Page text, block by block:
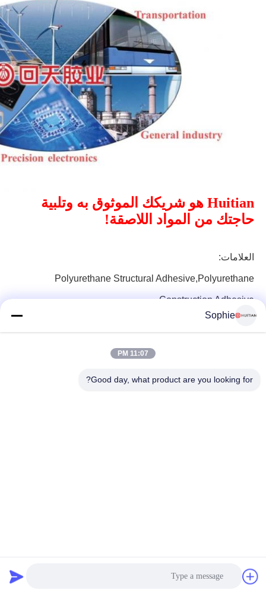
Huitian هو شريكك الموثوق به وتلبية
حاجتك من المواد اللاصقة!
العلامات:
Polyurethane Structural Adhesive,polyurethane
Construction Adhesive
ضوئي المزود. 2016-2026
. كل الحقوق محفوظة.
Sophie
11:07 PM
Good day, what product are you looking for?